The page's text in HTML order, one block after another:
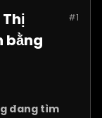
#1
bằng
đang tìm